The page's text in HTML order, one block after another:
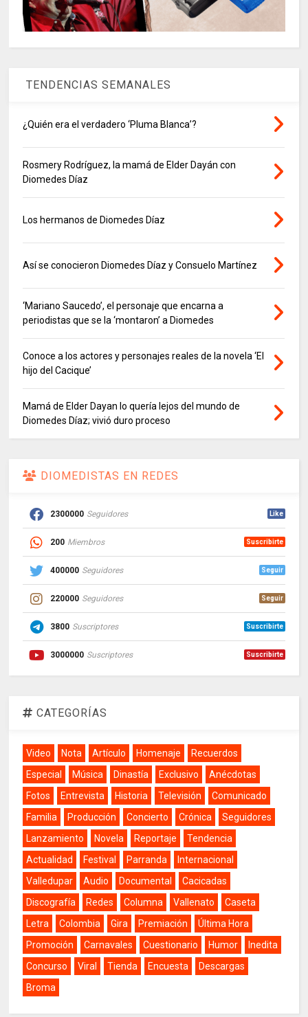
TENDENCIAS SEMANALES
¿Quién era el verdadero ‘Pluma Blanca’?
Rosmery Rodríguez, la mamá de Elder Dayán con
Diomedes Díaz
Los hermanos de Diomedes Díaz
Así se conocieron Diomedes Díaz y Consuelo Martínez
‘Mariano Saucedo’, el personaje que encarna a
periodistas que se la ‘montaron’ a Diomedes
Conoce a los actores y personajes reales de la novela ‘El
hijo del Cacique’
Mamá de Elder Dayan lo quería lejos del mundo de
Diomedes Díaz; vivió duro proceso
DIOMEDISTAS EN REDES
2300000 Seguidores Like
200 Miembros Suscribirte
400000 Seguidores Seguir
220000 Seguidores Seguir
3800 Suscriptores Suscribirte
3000000 Suscriptores Suscribirte
CATEGORÍAS
Video Nota Artículo Homenaje
Recuerdos
Especial
Música Dinastía Exclusivo
Anécdotas
Fotos
Entrevista Historia Televisión
Comunicado
Familia
Producción Concierto Crónica
Seguidores
Lanzamiento
Novela Reportaje
Tendencia
Actualidad
Festival Parranda
Internacional
Valledupar
Audio Documental
Cacicadas
Discografía
Redes Columna Vallenato
Caseta
Letra
Colombia Gira Premiación
Última Hora
Promoción
Carnavales Cuestionario Humor
Inedita
Concurso
Viral Tienda Encuesta
Descargas
Broma